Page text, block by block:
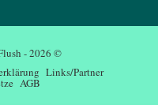
- 2026 ©
Links/Partner
AGB